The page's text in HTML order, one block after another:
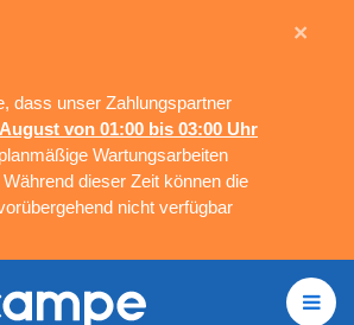
dass unser Zahlungspartner
von 01:00 bis 03:00 Uhr
planmäßige Wartungsarbeiten
dieser Zeit können die
nicht verfügbar
×